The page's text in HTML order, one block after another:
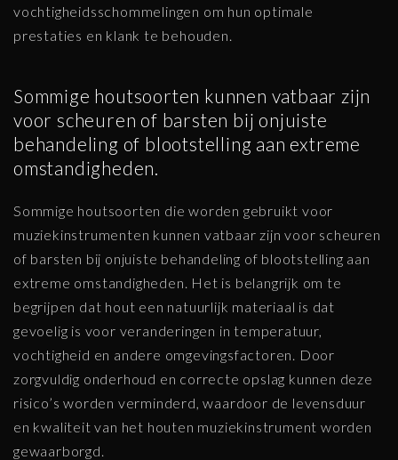
vochtigheidsschommelingen om hun optimale
prestaties en klank te behouden.
Sommige houtsoorten kunnen vatbaar zijn
voor scheuren of barsten bij onjuiste
behandeling of blootstelling aan extreme
omstandigheden.
Sommige houtsoorten die worden gebruikt voor
muziekinstrumenten kunnen vatbaar zijn voor scheuren
of barsten bij onjuiste behandeling of blootstelling aan
extreme omstandigheden. Het is belangrijk om te
begrijpen dat hout een natuurlijk materiaal is dat
gevoelig is voor veranderingen in temperatuur,
vochtigheid en andere omgevingsfactoren. Door
zorgvuldig onderhoud en correcte opslag kunnen deze
risico’s worden verminderd, waardoor de levensduur
en kwaliteit van het houten muziekinstrument worden
gewaarborgd.